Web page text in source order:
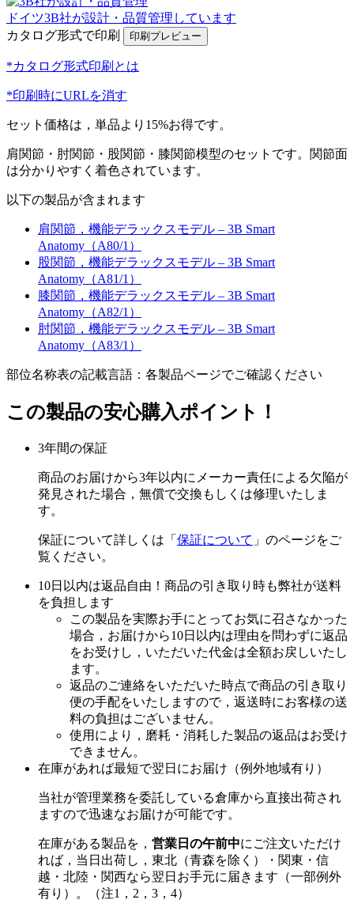
ドイツ3B社が設計・品質管理しています
カタログ形式で印刷
*カタログ形式印刷とは
*印刷時にURLを消す
セット価格は，単品より15%お得です。
肩関節・肘関節・股関節・膝関節模型のセットです。関節面
は分かりやすく着色されています。
以下の製品が含まれます
肩関節，機能デラックスモデル – 3B Smart
Anatomy（A80/1）
股関節，機能デラックスモデル – 3B Smart
Anatomy（A81/1）
膝関節，機能デラックスモデル – 3B Smart
Anatomy（A82/1）
肘関節，機能デラックスモデル – 3B Smart
Anatomy（A83/1）
部位名称表の記載言語：各製品ページでご確認ください
この製品の安心購入ポイント！
3年間の保証
商品のお届けから3年以内にメーカー責任による欠陥が
発見された場合，無償で交換もしくは修理いたしま
す。
保証について詳しくは「 保証について 」のページをご
覧ください。
10日以内は返品自由！商品の引き取り時も弊社が送料
を負担します
この製品を実際お手にとってお気に召さなかった
場合，お届けから10日以内は理由を問わずに返品
をお受けし，いただいた代金は全額お戻しいたし
ます。
返品のご連絡をいただいた時点で商品の引き取り
便の手配をいたしますので，返送時にお客様の送
料の負担はございません。
使用により，磨耗・消耗した製品の返品はお受け
できません。
在庫があれば最短で翌日にお届け（例外地域有り）
当社が管理業務を委託している倉庫から直接出荷され
ますので迅速なお届けが可能です。
在庫がある製品を， 営業日の午前中にご注文いただけ
れば，当日出荷し，東北（青森を除く）・関東・信
越・北陸・関西なら翌日お手元に届きます（一部例外
有り）。（注1，2，3，4）